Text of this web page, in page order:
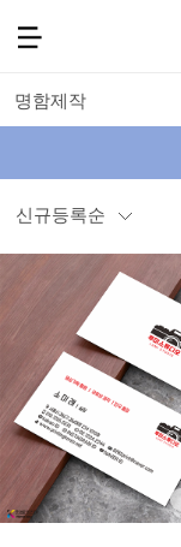
명함제작
신규등록순